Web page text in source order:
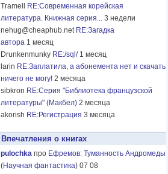
Tramell
RE:Современная корейская
литература. Книжная серия... 3 недели
nehug@cheaphub.net RE:Загадка
автора 1 месяц
Drunkenmunky RE:/sql/ 1 месяц
larin RE:Заплатила, а абонемента нет и скачать
ничего не могу! 2 месяца
sibkron RE:Серия "Библиотека французской
литературы" (Макбел) 2 месяца
akorish RE:Регистрация 3 месяца
Впечатления о книгах
pulochka про Ефремов: Туманность Андромеды
(Научная фантастика) 07 08